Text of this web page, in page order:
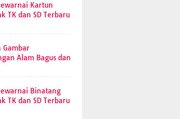
Kartun
TK dan SD Terbaru
Gambar
Alam Bagus dan
Binatang
TK dan SD Terbaru